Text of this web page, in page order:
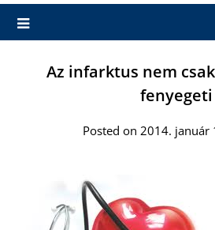
Az infarktus nem
fenyegeti
Posted on 2014. január